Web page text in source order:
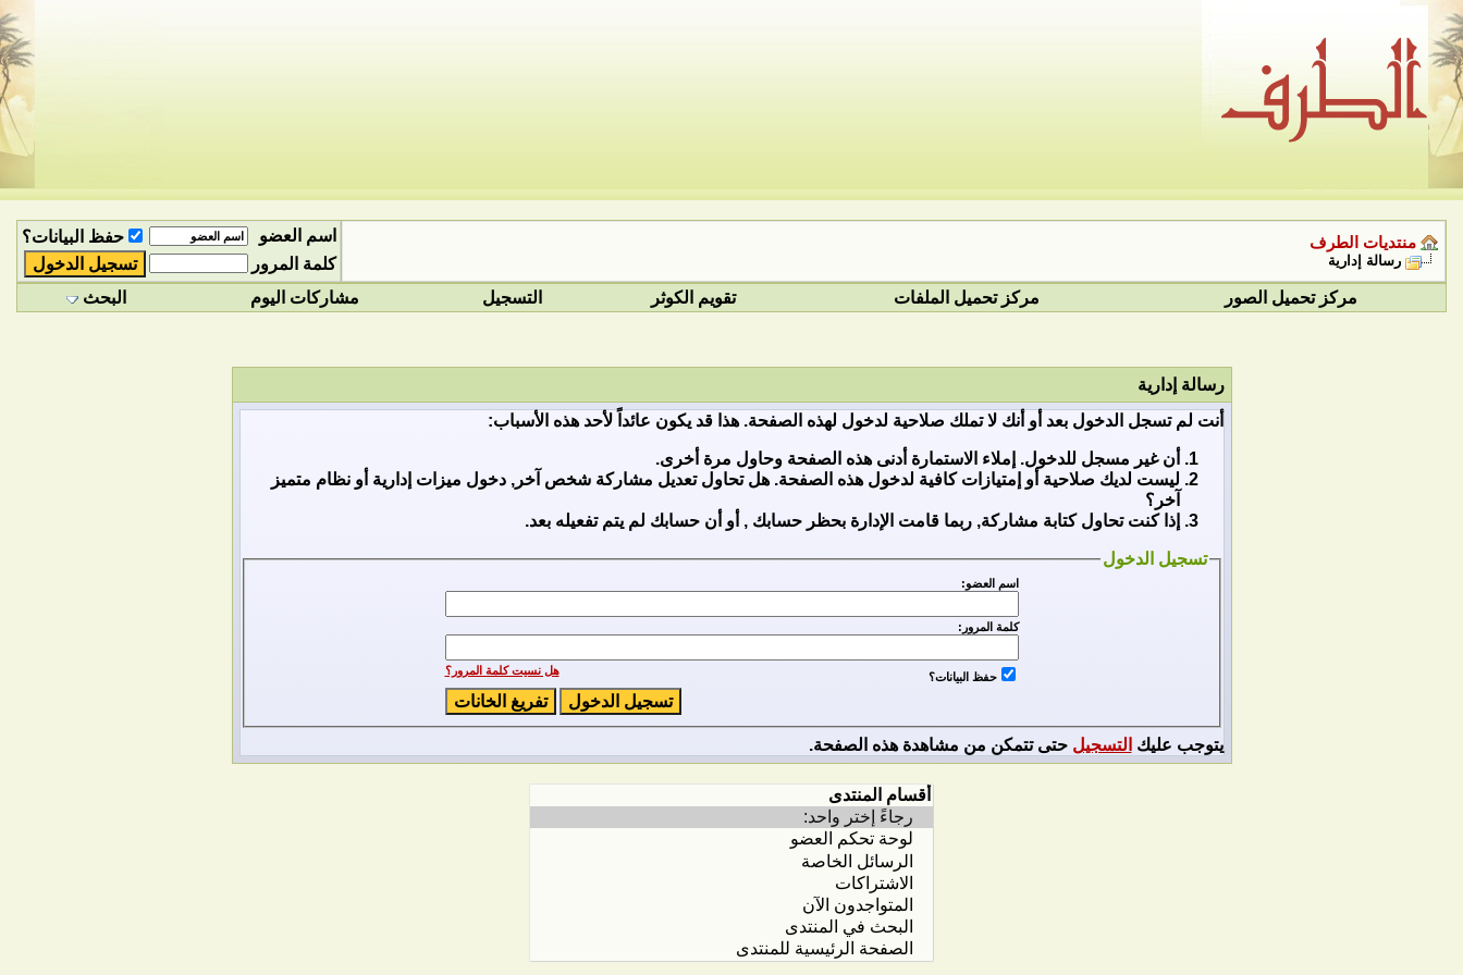
منتديات الطرف
رسالة إدارية
اسم العضو
حفظ البيانات؟
كلمة المرور
مركز تحميل الصور
مركز تحميل الملفات تقويم الكوثر التسجيل مشاركات اليوم البحث
رسالة إدارية
أنت لم تسجل الدخول بعد أو أنك لا تملك صلاحية لدخول لهذه الصفحة. هذا قد يكون عائداً لأحد هذه الأسباب:
أن غير مسجل للدخول. إملاء الاستمارة أدنى هذه الصفحة وحاول مرة أخرى.
ليست لديك صلاحية أو إمتيازات كافية لدخول هذه الصفحة. هل تحاول تعديل مشاركة شخص آخر, دخول ميزات إدارية أو نظام متميز
آخر؟
إذا كنت تحاول كتابة مشاركة, ربما قامت الإدارة بحظر حسابك , أو أن حسابك لم يتم تفعيله بعد.
تسجيل الدخول
اسم العضو:
كلمة المرور:
هل نسيت كلمة المرور؟ حفظ البيانات؟
يتوجب عليك التسجيل حتى تتمكن من مشاهدة هذه الصفحة.